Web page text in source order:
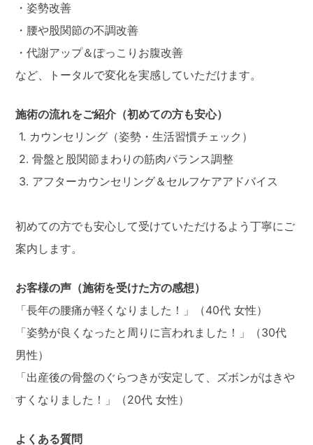
・姿勢改善
・腰や股関節の不調改善
・代謝アップ＆ぽっこりお腹改善
など、トータルで変化を実感していただけます。
施術の流れをご紹介（初めての方も安心）
1. カウンセリング（姿勢・生活習慣チェック）
2. 骨盤と股関節まわりの筋肉バランス調整
3. アフターカウンセリング＆セルフケアアドバイス
初めての方でも安心して受けていただけるよう丁寧にご
案内します。
お客様の声（施術を受けた方の感想）
「長年の腰痛が軽くなりました！」（40代 女性）
「姿勢が良くなったと周りに言われました！」（30代
男性）
「出産後の骨盤のぐらつきが安定して、ズボンがはきや
すくなりました！」（20代 女性）
よくある質問